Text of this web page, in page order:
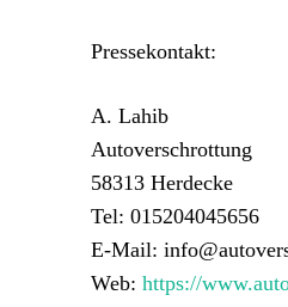
Pressekontakt:
A. Lahib
Autoverschrottung
58313 Herdecke
Tel: 015204045656
E-Mail:
Web: https://